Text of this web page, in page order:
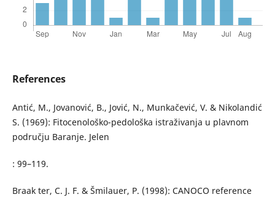
References
Antić, M., Jovanović, B., Jović, N., Munkačević, V. & Nikolandić
S. (1969): Fitocenološko-pedološka istraživanja u plavnom
području Baranje. Jelen
: 99–119.
Braak ter, C. J. F. & Šmilauer, P. (1998): CANOCO reference